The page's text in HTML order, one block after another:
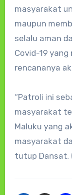
masyarakat
maupun
selalu aman
Covid-19
rencananya
“Patroli ini
masyarakat
Maluku yang
masyarakat
tutup Dansat.